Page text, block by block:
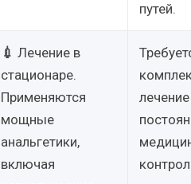
путей.
💉 Лечение в
стационаре.
Применяются
мощные
анальгетики,
включая